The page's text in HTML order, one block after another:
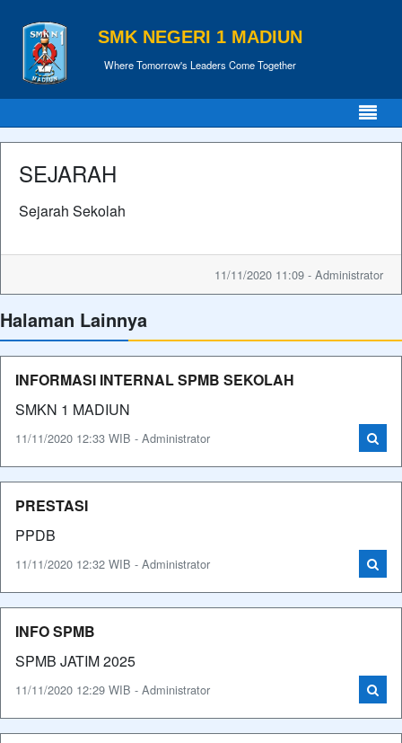
SMK NEGERI 1 MADIUN
Where Tomorrow's Leaders Come Together
SEJARAH
Sejarah Sekolah
11/11/2020 11:09 - Administrator
Halaman Lainnya
INFORMASI INTERNAL SPMB SEKOLAH
SMKN 1 MADIUN
11/11/2020 12:33 WIB - Administrator
PRESTASI
PPDB
11/11/2020 12:32 WIB - Administrator
INFO SPMB
SPMB JATIM 2025
11/11/2020 12:29 WIB - Administrator